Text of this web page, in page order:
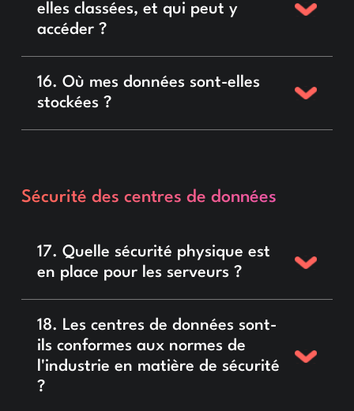
elles classées, et qui peut y
accéder ?
16. Où mes données sont-elles
stockées ?
Sécurité des centres de données
17. Quelle sécurité physique est
en place pour les serveurs ?
18. Les centres de données sont-
ils conformes aux normes de
l'industrie en matière de sécurité
?